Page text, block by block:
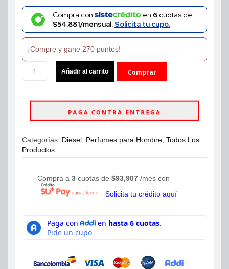
price
was:
$339,990.
price
is:
$270,000.
Compra con en 6cuotas de
$54.881/mensual.Solicita tu cupo.
¡Compre y gane 270 puntos!
Diesel
Life
125ml
Hombre
Añadir al carrito Comprar
PAGA CONTRA ENTREGA
Categorías: Diesel Perfumes para Hombre Todos Los
Productos
Compra a 3 cuotas de $93,907 /mes con
Solicita tu crédito aquí